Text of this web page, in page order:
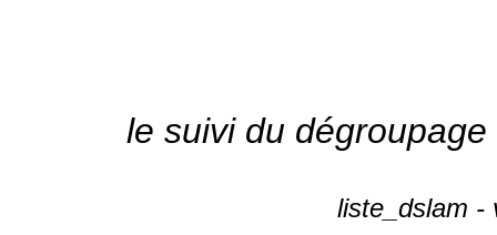
le suivi du
liste_dslam -